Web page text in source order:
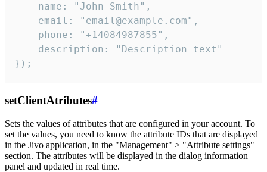
    name: "John Smith",
    email: "email@example.com",
    phone: "+14084987855",
    description: "Description text"
});
setClientAtributes#
Sets the values ​​of attributes that are configured in your account. To
set the values, you need to know the attribute IDs that are displayed
in the Jivo application, in the "Management" > "Attribute settings"
section. The attributes will be displayed in the dialog information
panel and updated in real time.